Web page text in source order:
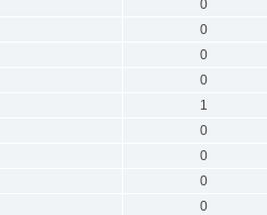
0
0
0
0
1
0
0
0
0